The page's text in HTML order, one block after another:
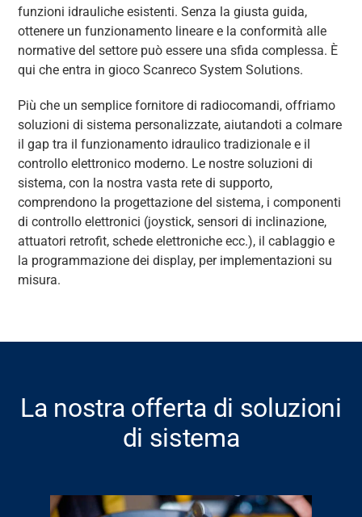
funzioni idrauliche esistenti. Senza la giusta guida,
ottenere un funzionamento lineare e la conformità alle
normative del settore può essere una sfida complessa. È
qui che entra in gioco Scanreco System Solutions.
Più che un semplice fornitore di radiocomandi, offriamo
soluzioni di sistema personalizzate, aiutandoti a colmare
il gap tra il funzionamento idraulico tradizionale e il
controllo elettronico moderno. Le nostre soluzioni di
sistema, con la nostra vasta rete di supporto,
comprendono la progettazione del sistema, i componenti
di controllo elettronici (joystick, sensori di inclinazione,
attuatori retrofit, schede elettroniche ecc.), il cablaggio e
la programmazione dei display, per implementazioni su
misura.
La nostra offerta di soluzioni
di sistema